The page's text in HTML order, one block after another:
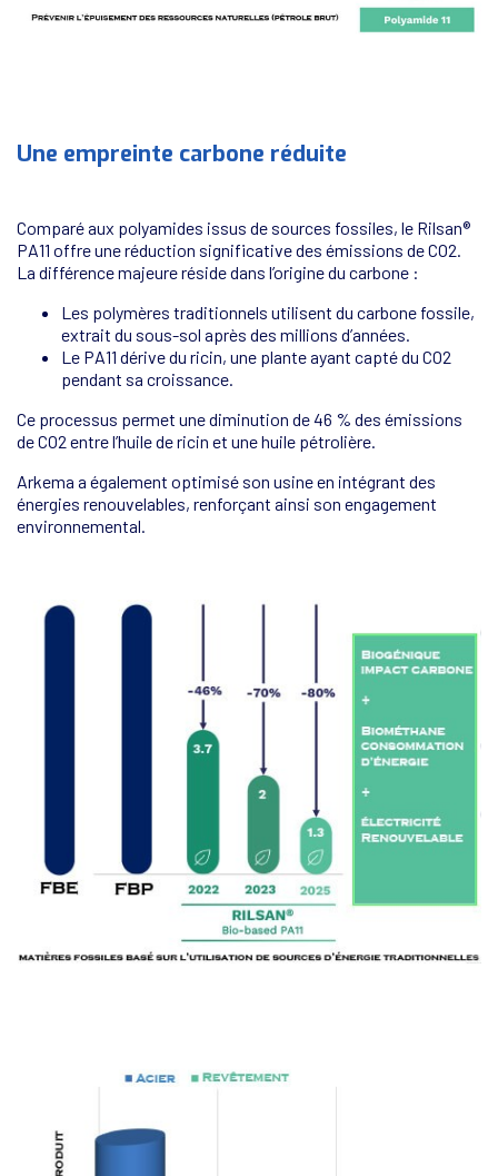
Une empreinte carbone réduite
Comparé aux polyamides issus de sources fossiles, le Rilsan®
PA11 offre une réduction significative des émissions de CO2.
La différence majeure réside dans l’origine du carbone :
Les polymères traditionnels utilisent du carbone fossile,
extrait du sous-sol après des millions d’années.
Le PA11 dérive du ricin, une plante ayant capté du CO2
pendant sa croissance.
Ce processus permet une diminution de 46 % des émissions
de CO2 entre l’huile de ricin et une huile pétrolière.
Arkema a également optimisé son usine en intégrant des
énergies renouvelables, renforçant ainsi son engagement
environnemental.